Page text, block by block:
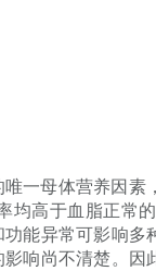
一母体营养因
高于血脂正常
能异常可影响
响尚不清楚。